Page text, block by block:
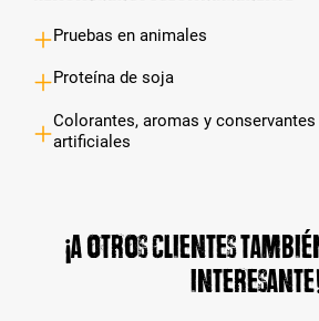
Pruebas en animales
Proteína de soja
Colorantes, aromas y conservantes
artificiales
¡A otros clientes